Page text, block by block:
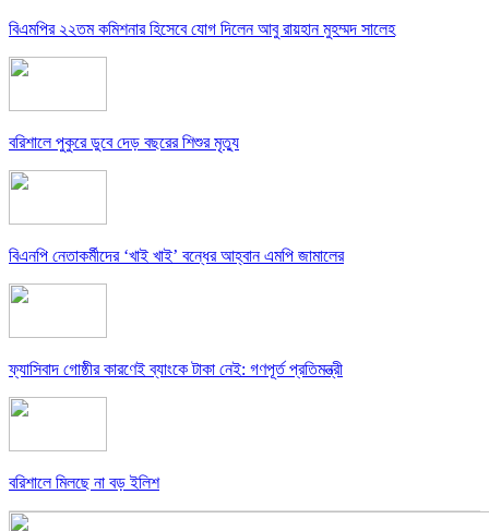
বিএমপির ২২তম কমিশনার হিসেবে যোগ দিলেন আবু রায়হান মুহম্মদ সালেহ
বরিশালে পুকুরে ডুবে দেড় বছরের শিশুর মৃত্যু
বিএনপি নেতাকর্মীদের ‘খাই খাই’ বন্ধের আহ্বান এমপি জামালের
ফ্যাসিবাদ গোষ্ঠীর কারণেই ব্যাংকে টাকা নেই: গণপূর্ত প্রতিমন্ত্রী
বরিশালে মিলছে না বড় ইলিশ